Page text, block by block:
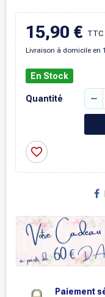
15,90 € TTC
Livraison à domicile en
En Stock
Quantité remove
favorite_border
Paiement